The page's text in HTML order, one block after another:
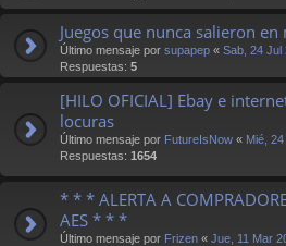
Juegos que nunca salieron en
Último mensaje por supapep « Sab, 24 Jul
Respuestas: 5
[HILO OFICIAL] Ebay e
locuras
Último mensaje por FutureIsNow « Mié,
Respuestas: 1654
* * * ALERTA A
AES * * *
Último mensaje por Frizen « Jue, 11 Mar